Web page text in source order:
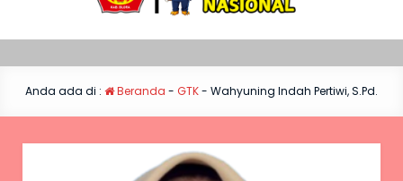
Anda ada di : Beranda - GTK- Wahyuning Indah Pertiwi, S.Pd.